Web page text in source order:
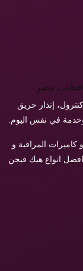
مصر
إنذار حريق
في نفس اليوم.
المراقبة و
انواع هيك فيجن